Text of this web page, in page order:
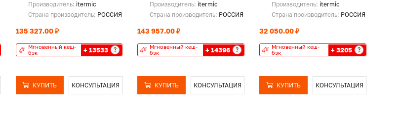
Производитель: itermic
Страна производитель: РОССИЯ
135 327.00 ₽
Мгновенный кеш-
бэк
+ 13533 ?
КУПИТЬ КОНСУЛЬТАЦИЯ
Производитель: itermic
Страна производитель: РОССИЯ
143 957.00 ₽
Мгновенный кеш-
бэк
+ 14396 ?
КУПИТЬ КОНСУЛЬТАЦИЯ
Производитель: itermic
Страна производитель: РОССИЯ
32 050.00 ₽
Мгновенный кеш-
бэк
+ 3205 ?
КУПИТЬ КОНСУЛЬТАЦИЯ